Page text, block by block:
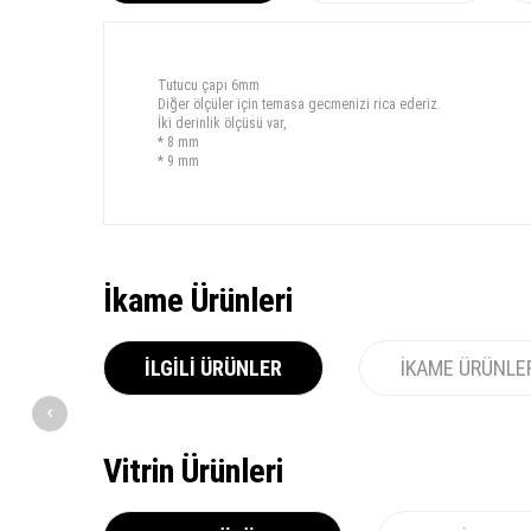
Tutucu çapı 6mm
Diğer ölçüler için temasa gecmenizi rica ederiz.
İki derinlik ölçüsü var,
* 8 mm
* 9 mm
İkame Ürünleri
İLGILI ÜRÜNLER İKAME
Vitrin Ürünleri